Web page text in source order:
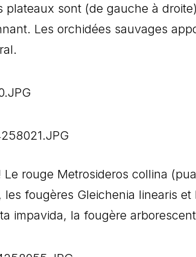
sont (de gauche à droite)
Les orchidées sauvages
rouge Metrosideros collina
fougères Gleichenia linearis et
impavida, la fougère